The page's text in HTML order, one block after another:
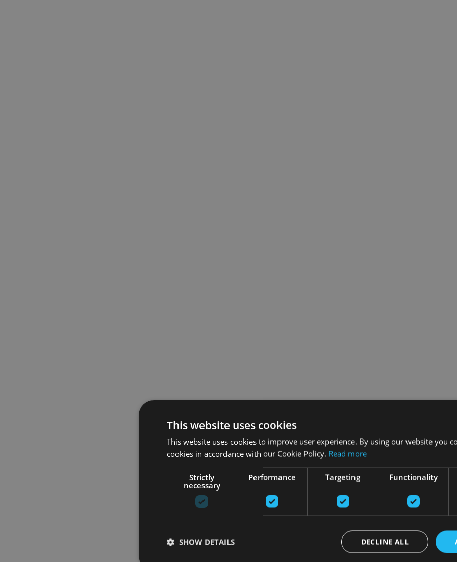
This website uses cookies
This website uses cookies to improve user experience. By using our website you
cookies in accordance with our Cookie Policy. Read more
Strictly
necessary
Performance Targeting Functionality
DECLINE ALL
SHOW DETAILS